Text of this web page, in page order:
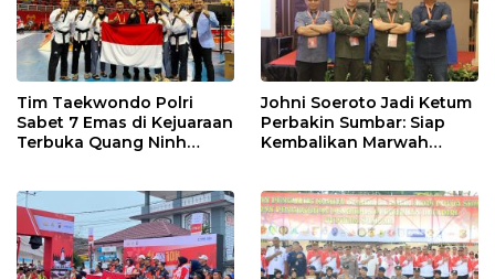
Tim Taekwondo Polri
Sabet 7 Emas di Kejuaraan
Terbuka Quang Ninh
Johni Soeroto Jadi Ketum
Perbakin Sumbar: Siap
Kembalikan Marwah